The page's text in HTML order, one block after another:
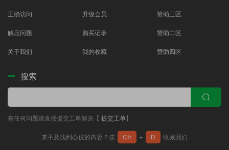
正确访问
解压问题
关于我们
升级会员
购买记录
我的收藏
赞助三区
赞助二区
赞助四区
搜索
有任何问题请直接提交工单解决【 提交工单】
来不及找到心仪的内容？按 Ctr + D 收藏我们